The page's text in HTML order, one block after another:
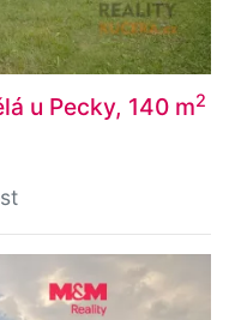
u Pecky, 140 m2